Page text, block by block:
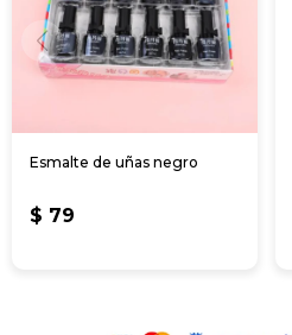
Esmalte de uñas negro
$ 79